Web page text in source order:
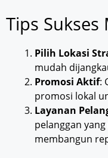
Tips Sukses
Pilih Lokasi
mudah
Promosi Aktif:
promosi lokal
Layanan
pelanggan
membangun